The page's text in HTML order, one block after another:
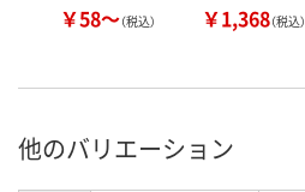
￥58～（税込） ￥1,368（税込）
他のバリエーション